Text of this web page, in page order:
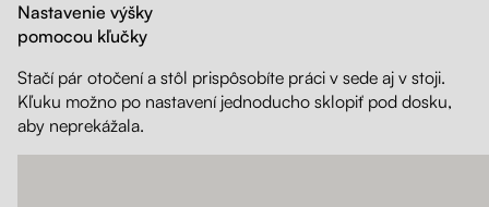
Nastavenie výšky
pomocou kľučky
Stačí pár otočení a stôl prispôsobíte práci v sede aj v stoji.
Kľuku možno po nastavení jednoducho sklopiť pod dosku,
aby neprekážala.